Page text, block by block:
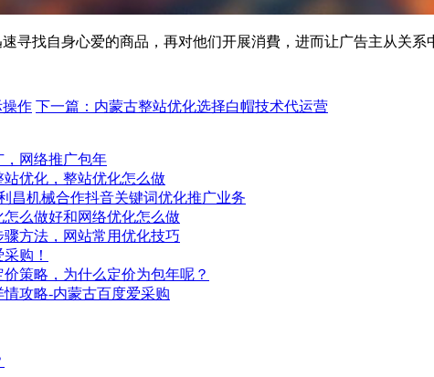
寻找自身心爱的商品，再对他们开展消費，进而让广告主从关系
操作 下一篇：内蒙古整站优化选择白帽技术代运营
网络推广包年
优化，整站优化怎么做
昌机械合作抖音关键词优化推广业务
么做好和网络优化怎么做
方法，网站常用优化技巧
购！
策略，为什么定价为包年呢？
攻略-内蒙古百度爱采购